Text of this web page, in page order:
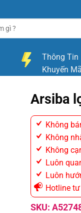
Thông Tin
Khuyến
Arsiba
Không
Không
Không
Luôn
Luôn
Hotline
SKU: